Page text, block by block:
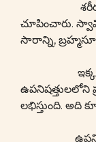
శరీర శరీరి
చూపించారు.
సారాన్ని,
ఇక్కడ
ఉపనిషత్తులలోని
లభిస్తుంది. అది
ఉపనిషత్